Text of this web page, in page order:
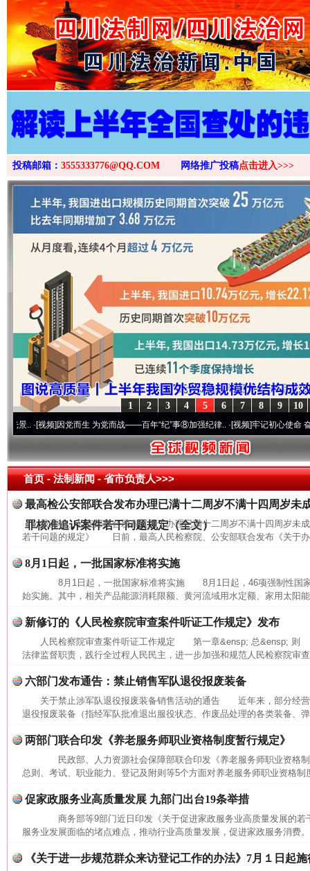
>
投稿邮箱： 3555333776@QQ.COM 网络推广投稿点击进入>>>
10
9
8
7
6
5
4
3
2
1
·[视频]因党而生 为党而战——百年“纪”事⑧加强纪律..·[视频]牢记初心使命 奋进复兴
首页- 法制新闻 -省市负责人>>>
最高检公安部联合发布办理已满十二周岁不满十四周岁未
罪核准追诉案件若干问题规定（全文）
最高检、公安部联合发布《关于办理已满十二周岁不满十四周岁未
若干问题的规定》 日前，最高人民检察院、公安部联合发布《关于
8月1日起，一批国家标准将实施
8月1日起，一批国家标准将实施 8月1日起，46项强制性国家
始实施。其中，相关产品能源消耗限额、黄河流域用水定额、家用太阳
新修订的《人民检察院审查案件听证工作规定》发布
人民检察院审查案件听证工作规定 第一章&ensp; 总&ensp;
法律监督职责，践行全过程人民民主，进一步加强和规范人民检察院审
六部门发布通告：禁止销售军队退役报废装备
关于禁止涉军队退役报废装备销售活动的通告 近年来，部分经营
退役报废装备（指经军队批准退出服役状态、作废品处理的各类装备、
两部门联合印发《养老服务师职业资格制度暂行规定》
民政部、人力资源社会保障部联合印发《养老服务师职业资
总则、考试、职业能力、登记及附则等5个方面对养老服务师职业资格制
促家政服务业高质量发展 九部门出台19条举措
商务部等9部门近日印发《关于促进家政服务业高质量发展的若
服务业发展面临的堵点难点，推动行业高质量发展，促进家政服务消
《关于进一步规范群众来访登记工作的办法》7月１日起施
网上购药对药下症？
这是一记警钟！